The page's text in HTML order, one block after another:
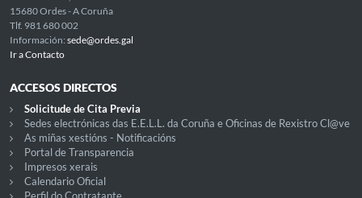
15680 Ordes - A Coruña
Tlf. 981 680 002
Información: sede@ordes.gal
Ir a Contacto
ACCESOS DIRECTOS
Solicitude de Cita Previa
Sedes electrónicas das E.E.L.L. da Coruña e Oficinas de Rexistro Cl@ve
As miñas xestións - Notificacións
Portal de Transparencia
Impresos xerais
Calendario Oficial